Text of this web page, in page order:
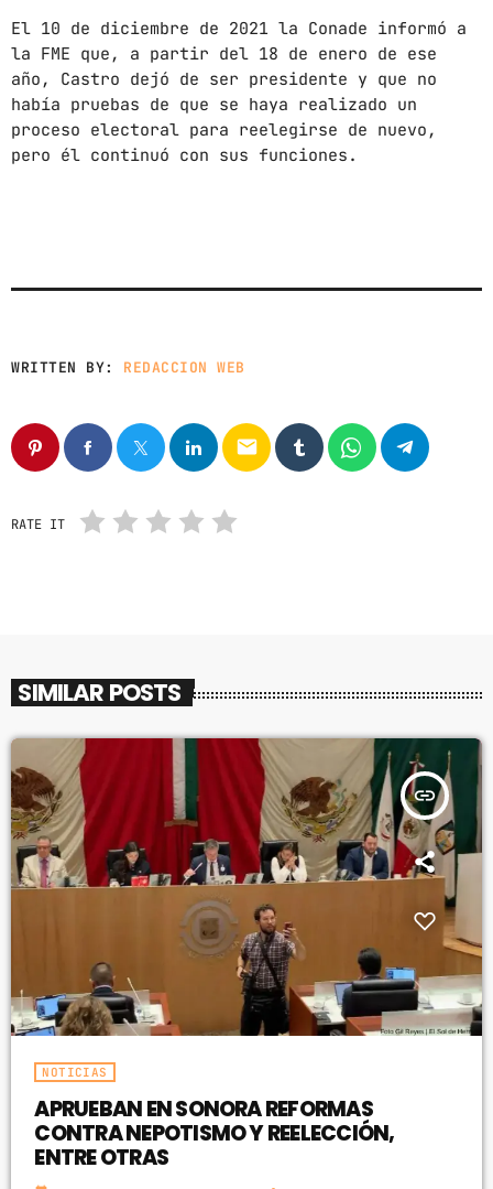
El 10 de diciembre de 2021 la Conade informó a
la FME que, a partir del 18 de enero de ese
año, Castro dejó de ser presidente y que no
había pruebas de que se haya realizado un
proceso electoral para reelegirse de nuevo,
pero él continuó con sus funciones.
WRITTEN BY: REDACCION WEB
email
RATE IT
SIMILAR POSTS
insert_link
NOTICIAS
APRUEBAN EN SONORA REFORMAS
CONTRA NEPOTISMO Y REELECCIÓN,
ENTRE OTRAS